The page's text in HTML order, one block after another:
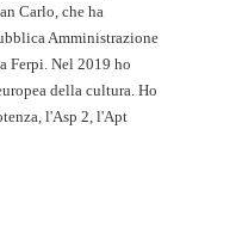
Carlo, che ha
Amministrazione
Ferpi. Nel 2019 ho
della cultura. Ho
l'Asp 2, l'Apt